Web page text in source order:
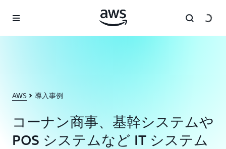
AWS 導入事例
コーナン商事、基幹システムや
POS システムなど IT システム